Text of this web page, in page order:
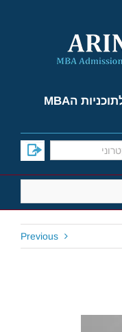
למד על אפשרויות הקבלה לתוכניות הMBA
Previous